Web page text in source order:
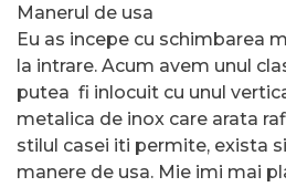
Manerul de usa
Eu as incepe cu schimbarea
la intrare. Acum avem unul
putea fi inlocuit cu unul
metalica de inox care arata
stilul casei iti permite, exista
manere de usa. Mie imi mai